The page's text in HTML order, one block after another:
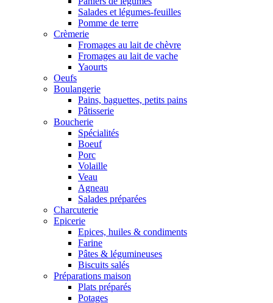
Salades et légumes-feuilles
Pomme de terre
Crèmerie
Fromages au lait de chèvre
Fromages au lait de vache
Yaourts
Oeufs
Boulangerie
Pains, baguettes, petits pains
Pâtisserie
Boucherie
Spécialités
Boeuf
Porc
Volaille
Veau
Agneau
Salades préparées
Charcuterie
Epicerie
Epices, huiles & condiments
Farine
Pâtes & légumineuses
Biscuits salés
Préparations maison
Plats préparés
Potages